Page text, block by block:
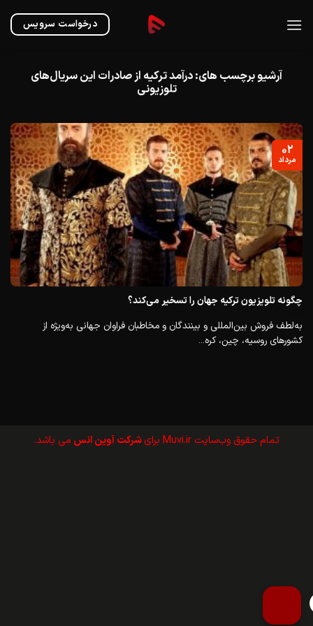
درخواست سرویس
آرشیو برچسب های:درآمد ترکیه از صادرات این سریال‌های
تلوزیونی
چگونه تلویزیون ترکیه جهان را تسخیر می‌کند؟
به‌لطف فروش بین‌المللی و بینندگان و مخاطبان فراوان جهانی به‌ویژه از
کشورهای روسیه، چین، کره...
۰۲
مرداد
تمام حقوق وب‌سايت Muvi.ir برای شرکت آوین انس می باشد.